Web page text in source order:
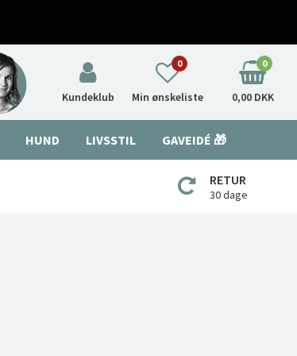
Kundeklub Min ønskeliste
0 0
0,00 DKK
HUND LIVSSTIL GAVEIDÉ 🎁
RETUR
30 dage